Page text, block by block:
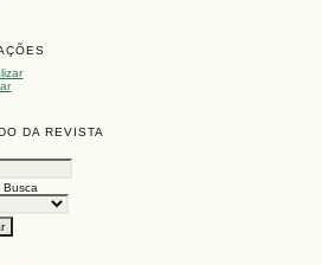
DA REVISTA
Busca